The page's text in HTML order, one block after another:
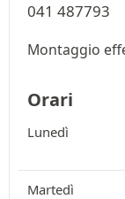
041 487793
Montaggio
Orari
Lunedì
Martedì